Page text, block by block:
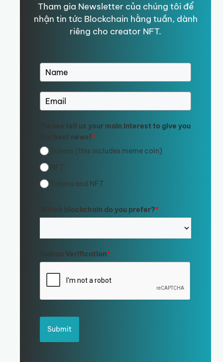
Tham gia Newsletter của chúng tôi để
nhận tin tức Blockchain hằng tuần, dành
riêng cho creator NFT.
Please tell us your main interest to give you
the best news!*
Tokens (this includes meme coin)
NFT
Tokens and NFT
Which blockchain do you prefer?*
Human Verification*
Submit